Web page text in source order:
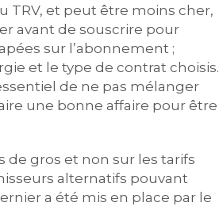
TRV, et peut être moins cher,
avant de souscrire pour
sur l’abonnement ;
et le type de contrat choisis.
de ne pas mélanger
une bonne affaire pour être
de gros et non sur les tarifs
alternatifs pouvant
a été mis en place par le